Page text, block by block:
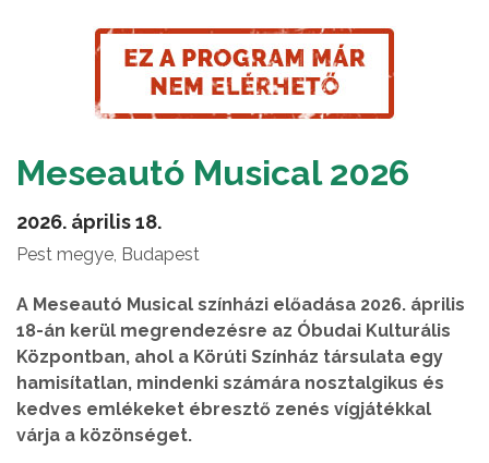
Meseautó Musical 2026
2026. április 18.
Pest megye, Budapest
A Meseautó Musical színházi előadása 2026. április
18-án kerül megrendezésre az Óbudai Kulturális
Központban, ahol a Körúti Színház társulata egy
hamisítatlan, mindenki számára nosztalgikus és
kedves emlékeket ébresztő zenés vígjátékkal
várja a közönséget.